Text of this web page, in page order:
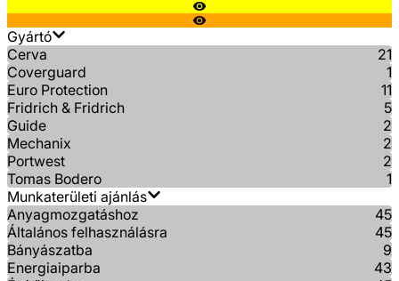
Gyártó
Cerva
21
Coverguard
1
Euro Protection
11
Fridrich & Fridrich
5
Guide
2
Mechanix
2
Portwest
2
Tomas Bodero
1
Munkaterületi ajánlás
Anyagmozgatáshoz
45
Általános felhasználásra
45
Bányászatba
9
Energiaiparba
43